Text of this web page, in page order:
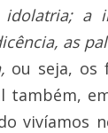
idolatria; a
as
ou seja, os
também,
vivíamos